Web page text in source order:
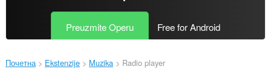
Preuzmite Operu Free for Android
Почетна Ekstenzije Muzika Radio player‎